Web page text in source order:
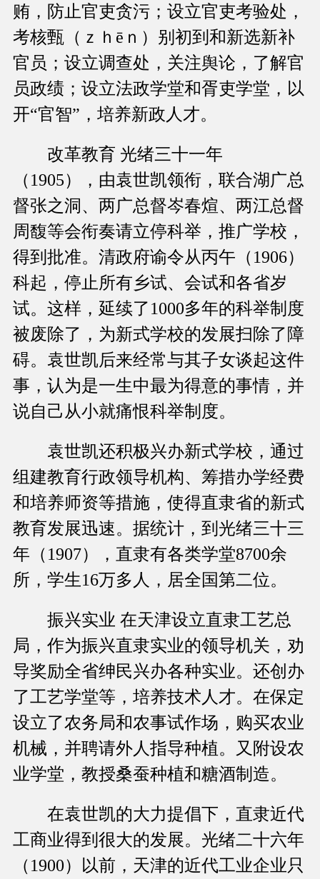
贿，防止官吏贪污；设立官吏考验处，
考核甄（ｚｈēｎ）别初到和新选新补
官员；设立调查处，关注舆论，了解官
员政绩；设立法政学堂和胥吏学堂，以
开“官智”，培养新政人才。
改革教育 光绪三十一年
（1905），由袁世凯领衔，联合湖广总
督张之洞、两广总督岑春煊、两江总督
周馥等会衔奏请立停科举，推广学校，
得到批准。清政府谕令从丙午（1906）
科起，停止所有乡试、会试和各省岁
试。这样，延续了1000多年的科举制度
被废除了，为新式学校的发展扫除了障
碍。袁世凯后来经常与其子女谈起这件
事，认为是一生中最为得意的事情，并
说自己从小就痛恨科举制度。
袁世凯还积极兴办新式学校，通过
组建教育行政领导机构、筹措办学经费
和培养师资等措施，使得直隶省的新式
教育发展迅速。据统计，到光绪三十三
年（1907），直隶有各类学堂8700余
所，学生16万多人，居全国第二位。
振兴实业 在天津设立直隶工艺总
局，作为振兴直隶实业的领导机关，劝
导奖励全省绅民兴办各种实业。还创办
了工艺学堂等，培养技术人才。在保定
设立了农务局和农事试作场，购买农业
机械，并聘请外人指导种植。又附设农
业学堂，教授桑蚕种植和糖酒制造。
在袁世凯的大力提倡下，直隶近代
工商业得到很大的发展。光绪二十六年
（1900）以前，天津的近代工业企业只